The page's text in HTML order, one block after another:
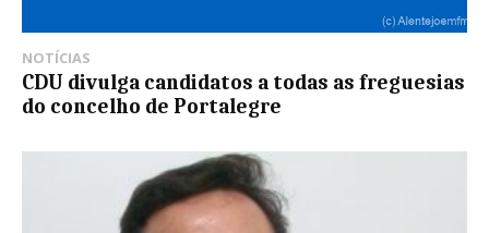
NOTÍCIAS
CDU divulga candidatos a todas as freguesias
do concelho de Portalegre